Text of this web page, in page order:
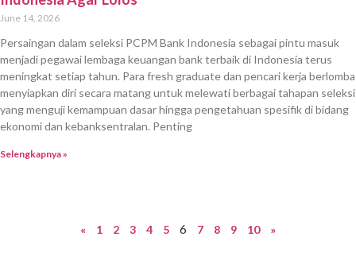
June 14, 2026
Persaingan dalam seleksi PCPM Bank Indonesia sebagai pintu masuk
menjadi pegawai lembaga keuangan bank terbaik di Indonesia terus
meningkat setiap tahun. Para fresh graduate dan pencari kerja berlomba
menyiapkan diri secara matang untuk melewati berbagai tahapan seleksi
yang menguji kemampuan dasar hingga pengetahuan spesifik di bidang
ekonomi dan kebanksentralan. Penting
Selengkapnya »
« 1 2 3 4 5 6 7 8 9 10 »